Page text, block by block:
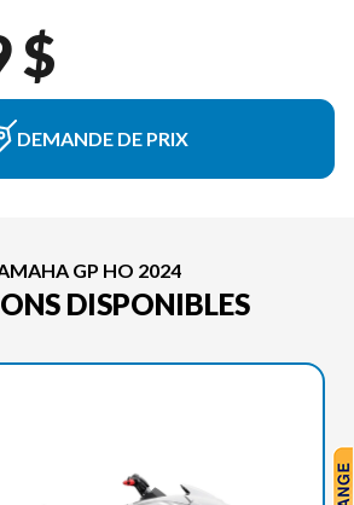
$
DEMANDE DE PRIX
GP HO 2024
DISPONIBLES